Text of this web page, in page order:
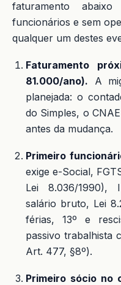
faturamento
funcionários e sem
qualquer um destes
Faturamento
81.000/ano). A
planejada: o
do Simples, o
antes da mudança.
Primeiro
exige e-Social,
Lei 8.036/1990),
salário bruto, Lei
férias, 13º e
passivo trabalhista
Art. 477, §8º).
Primeiro sócio no